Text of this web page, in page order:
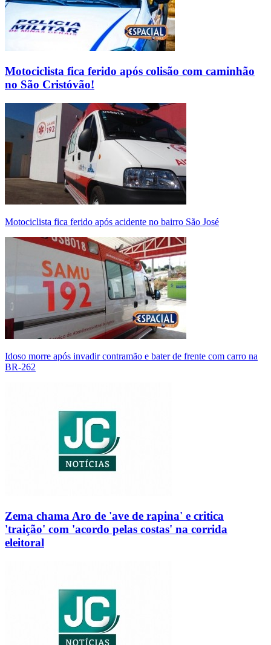
Motociclista fica ferido após colisão com caminhão
no São Cristóvão!
Motociclista fica ferido após acidente no bairro São José
Idoso morre após invadir contramão e bater de frente com carro na
BR-262
Zema chama Aro de 'ave de rapina' e critica
'traição' com 'acordo pelas costas' na corrida
eleitoral